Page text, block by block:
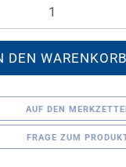
AUF DEN
FRAGE ZUM